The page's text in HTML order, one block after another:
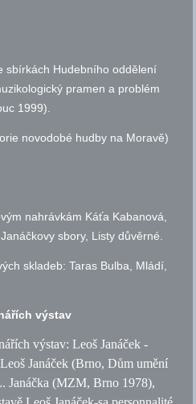
sbírkách Hudebního oddělení
pramen a problém
1999).
novodobé hudby na Moravě)
nahrávkám Káťa Kabanová,
sbory, Listy důvěrné.
skladeb: Taras Bulba, Mládí,
výstav
výstav: Leoš Janáček -
Janáček (Brno, Dům umění
Janáčka (MZM, Brno 1978),